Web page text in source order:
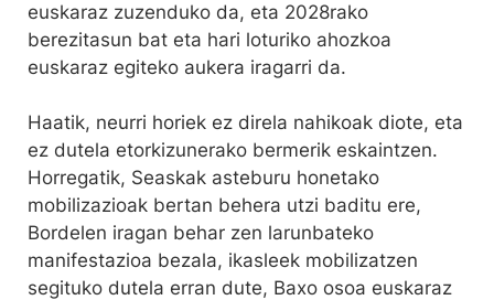
euskaraz zuzenduko da, eta 2028rako
berezitasun bat eta hari loturiko ahozkoa
euskaraz egiteko aukera iragarri da.
Haatik, neurri horiek ez direla nahikoak diote, eta
ez dutela etorkizunerako bermerik eskaintzen.
Horregatik, Seaskak asteburu honetako
mobilizazioak bertan behera utzi baditu ere,
Bordelen iragan behar zen larunbateko
manifestazioa bezala, ikasleek mobilizatzen
segituko dutela erran dute, Baxo osoa euskaraz